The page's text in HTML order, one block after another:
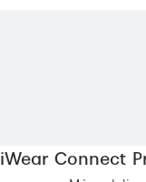
iWear Connect